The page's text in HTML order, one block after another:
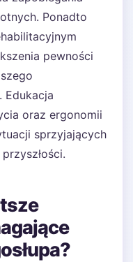
Ponadto
pewności
Edukacja
oraz ergonomii
sprzyjających